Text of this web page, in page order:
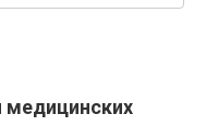
медицинских